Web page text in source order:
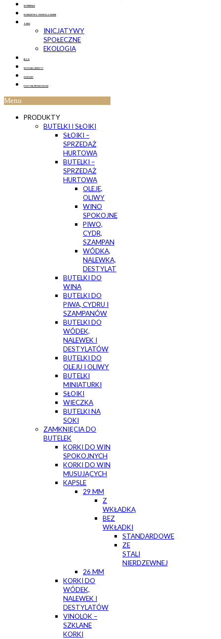
WYPRZEDAŻ
DORADZTWO TECHNOLOGICZNE
O NAS
INICJATYWY
SPOŁECZNE
EKOLOGIA
BLOG
WYSYŁKA I ZWROTY
KONTAKT
POLITYKA PRYWATNOŚCI
Menu
PRODUKTY
BUTELKI I SŁOIKI
SŁOIKI –
SPRZEDAŻ
HURTOWA
BUTELKI –
SPRZEDAŻ
HURTOWA
OLEJE,
OLIWY
WINO
SPOKOJNE
PIWO,
CYDR,
SZAMPAN
WÓDKA,
NALEWKA,
DESTYLAT
BUTELKI DO
WINA
BUTELKI DO
PIWA, CYDRU I
SZAMPANÓW
BUTELKI DO
WÓDEK,
NALEWEK I
DESTYLATÓW
BUTELKI DO
OLEJU I OLIWY
BUTELKI
MINIATURKI
SŁOIKI
WIECZKA
BUTELKI NA
SOKI
ZAMKNIĘCIA DO
BUTELEK
KORKI DO WIN
SPOKOJNYCH
KORKI DO WIN
MUSUJĄCYCH
KAPSLE
29 MM
Z
WKŁADKĄ
BEZ
WKŁADKI
STANDARDOWE
ZE
STALI
NIERDZEWNEJ
26 MM
KORKI DO
WÓDEK,
NALEWEK I
DESTYLATÓW
VINOLOK –
SZKLANE
KORKI